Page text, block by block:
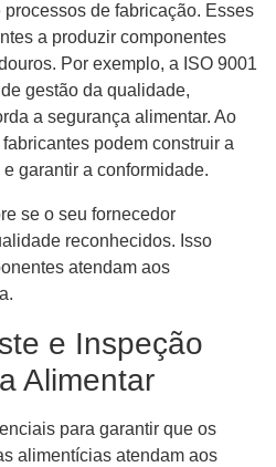
de fabricação. Esses
a produzir componentes
Por exemplo, a ISO 9001
gestão da qualidade,
a segurança alimentar. Ao
podem construir a
garantir a conformidade.
se o seu fornecedor
reconhecidos. Isso
atendam aos
e Inspeção
Alimentar
para garantir que os
alimentícias atendam aos